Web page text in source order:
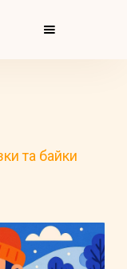
та байки